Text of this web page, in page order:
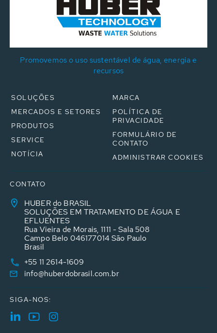
Promovemos o uso sustentável de água, energia e
recursos
SOLUÇÕES
MERCADOS E SETORES
PRODUTOS
SERVICE
NOTÍCIA
MARCA
POLÍTICA DE
PRIVACIDADE
FORMULÁRIO DE
CONTATO
ADMINISTRAR COOKIES
CONTATO
HUBER do BRASIL
SOLUÇÕES EM TRATAMENTO DE ÁGUA E
EFLUENTES
Rua Vieira de Morais, 1111 - Sala 508
Campo Belo 046177014 São Paulo
Brasil
+55 11 2614-1609
info@huberdobrasil.com.br
SIGA-NOS: